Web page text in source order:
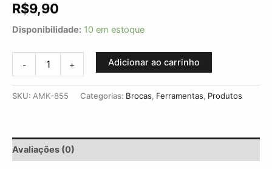
R$9,90
Disponibilidade: 10 em estoque
- + Adicionar ao carrinho
SKU: AMK-855 Categorias: Brocas, Ferramentas, Produtos
Avaliações (0)